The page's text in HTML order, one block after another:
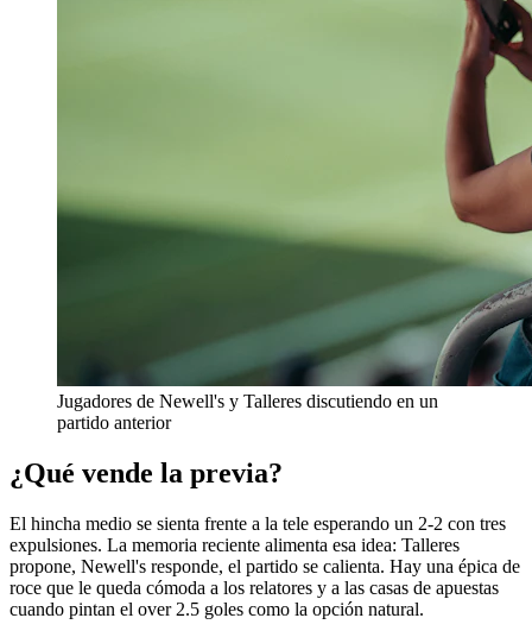
Jugadores de Newell's y Talleres discutiendo en un
partido anterior
¿Qué vende la previa?
El hincha medio se sienta frente a la tele esperando un 2-2 con tres
expulsiones. La memoria reciente alimenta esa idea: Talleres
propone, Newell's responde, el partido se calienta. Hay una épica de
roce que le queda cómoda a los relatores y a las casas de apuestas
cuando pintan el over 2.5 goles como la opción natural.